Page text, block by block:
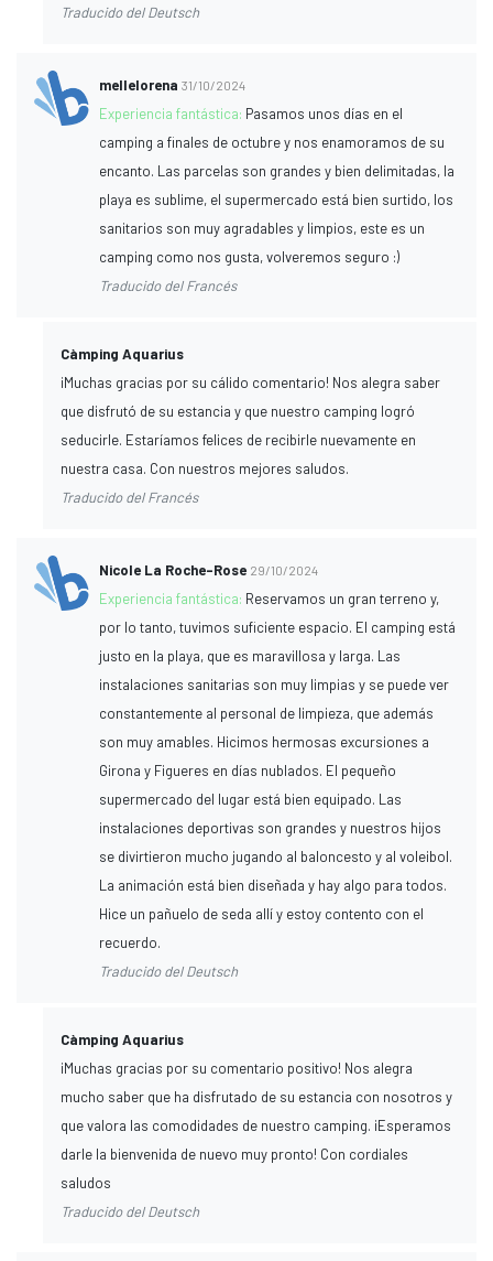
Traducido del Deutsch
mellelorena 31/10/2024
Experiencia fantástica: Pasamos unos días en el
camping a finales de octubre y nos enamoramos de su
encanto. Las parcelas son grandes y bien delimitadas, la
playa es sublime, el supermercado está bien surtido, los
sanitarios son muy agradables y limpios, este es un
camping como nos gusta, volveremos seguro :)
Traducido del Francés
Càmping Aquarius
¡Muchas gracias por su cálido comentario! Nos alegra saber
que disfrutó de su estancia y que nuestro camping logró
seducirle. Estaríamos felices de recibirle nuevamente en
nuestra casa. Con nuestros mejores saludos.
Traducido del Francés
Nicole La Roche-Rose 29/10/2024
Experiencia fantástica: Reservamos un gran terreno y,
por lo tanto, tuvimos suficiente espacio. El camping está
justo en la playa, que es maravillosa y larga. Las
instalaciones sanitarias son muy limpias y se puede ver
constantemente al personal de limpieza, que además
son muy amables. Hicimos hermosas excursiones a
Girona y Figueres en días nublados. El pequeño
supermercado del lugar está bien equipado. Las
instalaciones deportivas son grandes y nuestros hijos
se divirtieron mucho jugando al baloncesto y al voleibol.
La animación está bien diseñada y hay algo para todos.
Hice un pañuelo de seda allí y estoy contento con el
recuerdo.
Traducido del Deutsch
Càmping Aquarius
¡Muchas gracias por su comentario positivo! Nos alegra
mucho saber que ha disfrutado de su estancia con nosotros y
que valora las comodidades de nuestro camping. ¡Esperamos
darle la bienvenida de nuevo muy pronto! Con cordiales
saludos
Traducido del Deutsch